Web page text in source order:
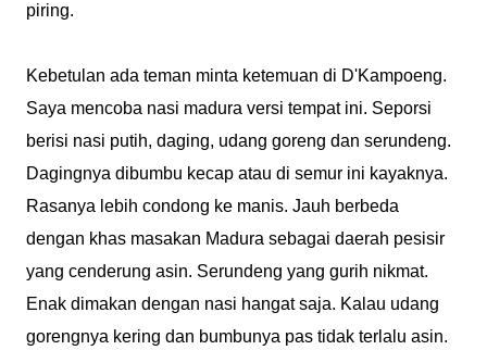
piring.
Kebetulan ada teman minta ketemuan di D'Kampoeng.
Saya mencoba nasi madura versi tempat ini. Seporsi
berisi nasi putih, daging, udang goreng dan serundeng.
Dagingnya dibumbu kecap atau di semur ini kayaknya.
Rasanya lebih condong ke manis. Jauh berbeda
dengan khas masakan Madura sebagai daerah pesisir
yang cenderung asin. Serundeng yang gurih nikmat.
Enak dimakan dengan nasi hangat saja. Kalau udang
gorengnya kering dan bumbunya pas tidak terlalu asin.